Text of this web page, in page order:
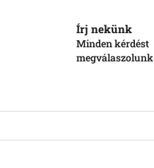
Írj nekünk
Minden kérdést
megválaszolunk